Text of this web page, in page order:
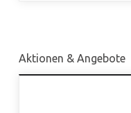
Aktionen & Angebote